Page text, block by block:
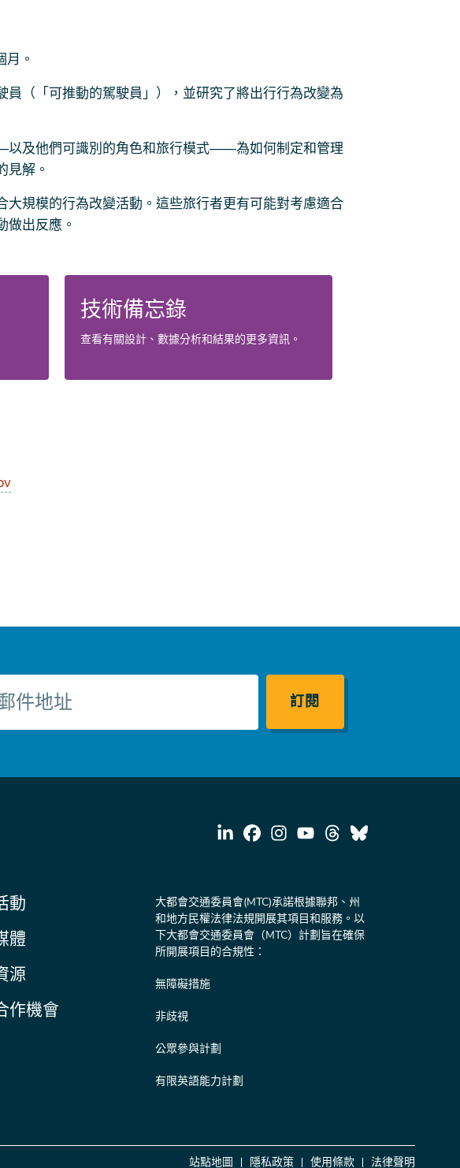
。
（「可推動的駕駛員」），並研究了將出行行為改變為
及他們可識別的角色和旅行模式——為如何制定和管理
見解。
大規模的行為改變活動。這些旅行者更有可能對考慮適合
做出反應。
技術備忘錄
查看有關設計、數據分析和結果的更多資訊。
動
體
源
作機會
大都會交通委員會(MTC)承諾根據聯邦、州
和地方民權法律法規開展其項目和服務。以
下大都會交通委員會（MTC）計劃旨在確保
所開展項目的合規性：
無障礙措施
非歧視
公眾參與計劃
有限英語能力計劃
站點地圖 隱私政策 使用條款 法律聲明